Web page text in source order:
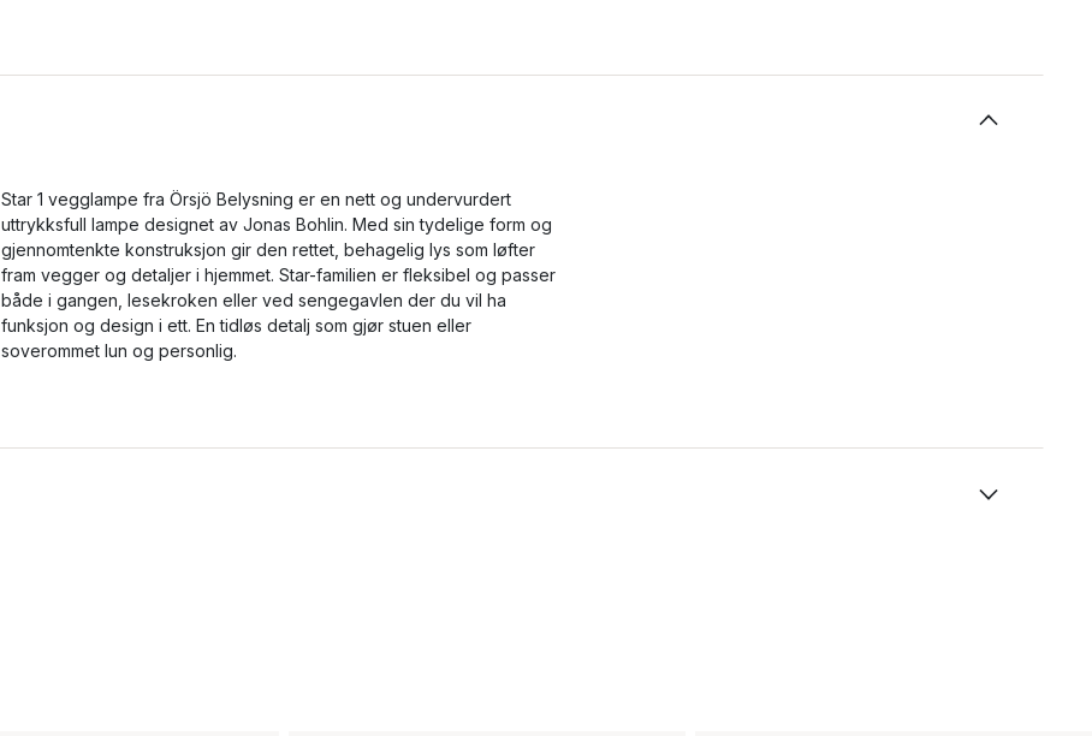
Star 1 vegglampe fra Örsjö Belysning er en nett og undervurdert
uttrykksfull lampe designet av Jonas Bohlin. Med sin tydelige form og
gjennomtenkte konstruksjon gir den rettet, behagelig lys som løfter
fram vegger og detaljer i hjemmet. Star-familien er fleksibel og passer
både i gangen, lesekroken eller ved sengegavlen der du vil ha
funksjon og design i ett. En tidløs detalj som gjør stuen eller
soverommet lun og personlig.